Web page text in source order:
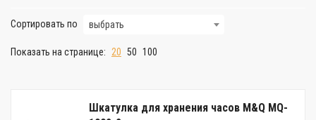
Сортировать по выбрать
Показать на странице: 20 50 100
Шкатулка для хранения часов M&Q MQ-